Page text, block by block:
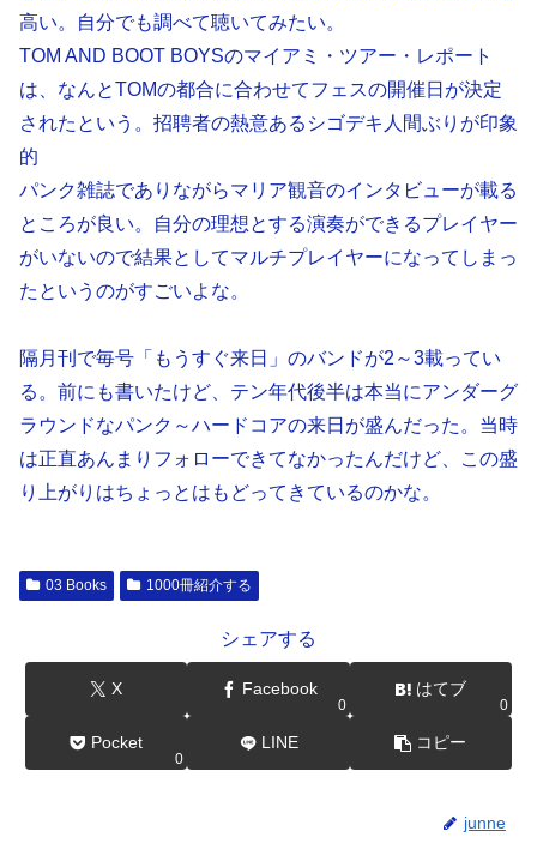
高い。自分でも調べて聴いてみたい。
TOM AND BOOT BOYSのマイアミ・ツアー・レポート
は、なんとTOMの都合に合わせてフェスの開催日が決定
されたという。招聘者の熱意あるシゴデキ人間ぶりが印象
的
パンク雑誌でありながらマリア観音のインタビューが載る
ところが良い。自分の理想とする演奏ができるプレイヤー
がいないので結果としてマルチプレイヤーになってしまっ
たというのがすごいよな。
隔月刊で毎号「もうすぐ来日」のバンドが2～3載ってい
る。前にも書いたけど、テン年代後半は本当にアンダーグ
ラウンドなパンク～ハードコアの来日が盛んだった。当時
は正直あんまりフォローできてなかったんだけど、この盛
り上がりはちょっとはもどってきているのかな。
03 Books 1000冊紹介する
シェアする
X Facebook
0
はてブ
0
Pocket
0
LINE コピー
junne